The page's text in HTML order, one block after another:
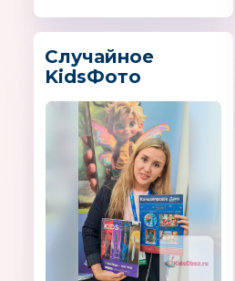
Случайное
KidsФото